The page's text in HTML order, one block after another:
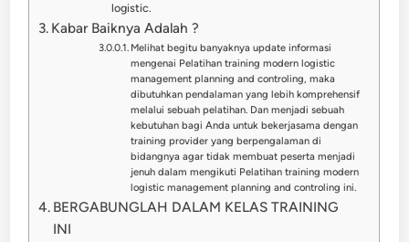
logistic.
Kabar Baiknya Adalah ?
Melihat begitu banyaknya update informasi
mengenai Pelatihan training modern logistic
management planning and controling, maka
dibutuhkan pendalaman yang lebih komprehensif
melalui sebuah pelatihan. Dan menjadi sebuah
kebutuhan bagi Anda untuk bekerjasama dengan
training provider yang berpengalaman di
bidangnya agar tidak membuat peserta menjadi
jenuh dalam mengikuti Pelatihan training modern
logistic management planning and controling ini.
BERGABUNGLAH DALAM KELAS TRAINING
INI